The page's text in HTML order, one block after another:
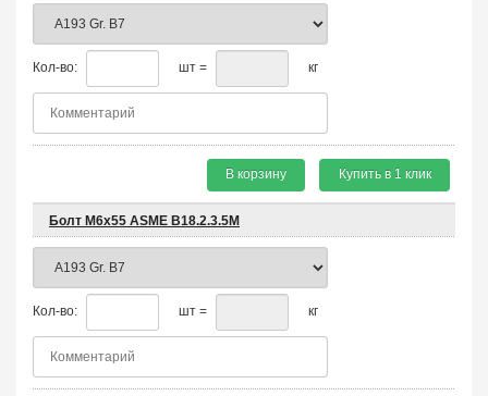
Кол-во: шт = кг
В корзину Купить в 1 клик
Болт М6х55 ASME B18.2.3.5M
Кол-во: шт = кг